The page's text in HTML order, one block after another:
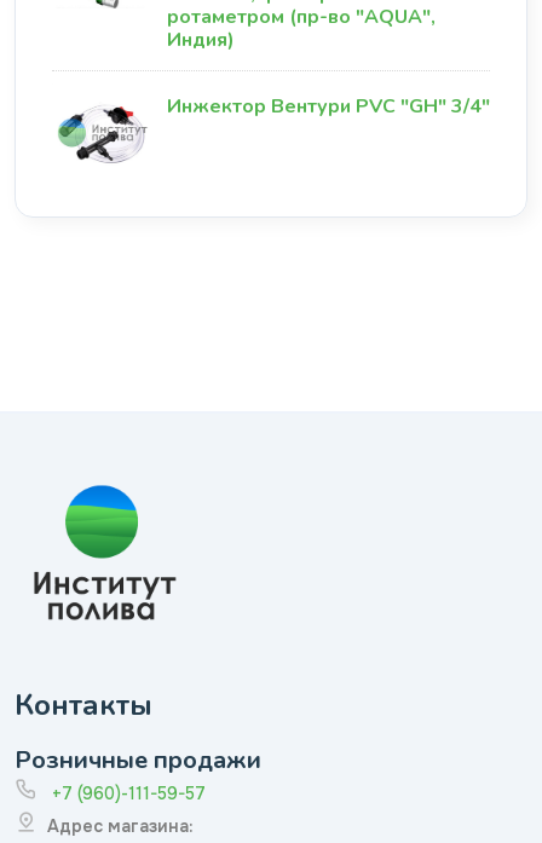
ротаметром (пр-во "AQUA",
Индия)
Инжектор Вентури PVC "GH" 3/4"
Контакты
Розничные продажи
+7 (960)-111-59-57
Адрес магазина: